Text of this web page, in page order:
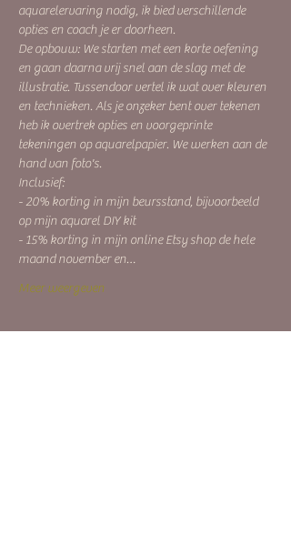
aquarelervaring nodig, ik bied verschillende
opties en coach je er doorheen.
De opbouw: We starten met een korte oefening
en gaan daarna vrij snel aan de slag met de
illustratie. Tussendoor vertel ik wat over kleuren
en technieken. Als je onzeker bent over tekenen
heb ik overtrek opties en voorgeprinte
tekeningen op aquarelpapier. We werken aan de
hand van foto's.
Inclusief:
- 20% korting in mijn beursstand, bijvoorbeeld
op mijn aquarel DIY kit
- 15% korting in mijn online Etsy shop de hele
maand november en…
Meer weergeven